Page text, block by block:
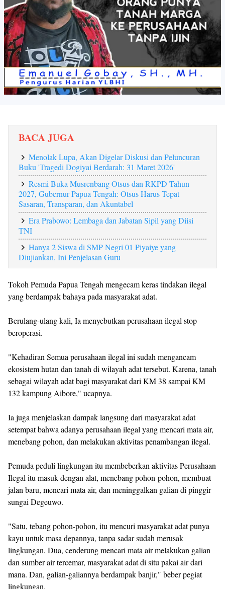
BACA JUGA
Menolak Lupa, Akan Digelar Diskusi dan Peluncuran
Buku 'Tragedi Dogiyai Berdarah: 31 Maret 2026'
Resmi Buka Musrenbang Otsus dan RKPD Tahun
2027, Gubernur Papua Tengah: Otsus Harus Tepat
Sasaran, Transparan, dan Akuntabel
Era Prabowo: Lembaga dan Jabatan Sipil yang Diisi
TNI
Hanya 2 Siswa di SMP Negri 01 Piyaiye yang
Diujiankan, Ini Penjelasan Guru
Tokoh Pemuda Papua Tengah mengecam keras tindakan ilegal
yang berdampak bahaya pada masyarakat adat.
Berulang-ulang kali, Ia menyebutkan perusahaan ilegal stop
beroperasi.
"Kehadiran Semua perusahaan ilegal ini sudah mengancam
ekosistem hutan dan tanah di wilayah adat tersebut. Karena, tanah
sebagai wilayah adat bagi masyarakat dari KM 38 sampai KM
132 kampung Aibore," ucapnya.
Ia juga menjelaskan dampak langsung dari masyarakat adat
setempat bahwa adanya perusahaan ilegal yang mencari mata air,
menebang pohon, dan melakukan aktivitas penambangan ilegal.
Pemuda peduli lingkungan itu membeberkan aktivitas Perusahaan
Ilegal itu masuk dengan alat, menebang pohon-pohon, membuat
jalan baru, mencari mata air, dan meninggalkan galian di pinggir
sungai Degeuwo.
"Satu, tebang pohon-pohon, itu mencuri masyarakat adat punya
kayu untuk masa depannya, tanpa sadar sudah merusak
lingkungan. Dua, cenderung mencari mata air melakukan galian
dan sumber air tercemar, masyarakat adat di situ pakai air dari
mana. Dan, galian-galiannya berdampak banjir," beber pegiat
lingkungan.